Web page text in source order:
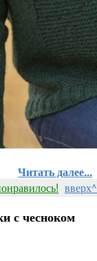
Читать далее...
вверх^
с чесноком